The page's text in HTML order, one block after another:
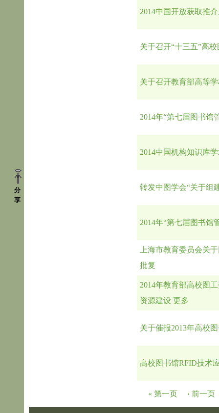
分
享
2014中国开放获取推
关于召开“十三五”高
关于召开教育部高等
2014年“第七届图书馆
2014中国机构知识库
转发中图学会“关于组
2014年“第七届图书馆
上海市教育委员会关
批复
2014年教育部高校图
资源建设 更多
关于催报2013年高校
高校图书馆RFID技术
页面
« 第一页 ‹ 前一页